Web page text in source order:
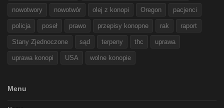
nowotwory nowotwór olej z konopi Oregon pacjenci
policja poseł prawo przepisy konopne rak raport
Stany Zjednoczone sąd terpeny thc uprawa
uprawa konopi USA wolne konopie
Menu